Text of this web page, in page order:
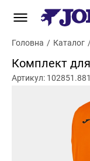
Головна / Каталог
Комплект
Артикул: 102851.881